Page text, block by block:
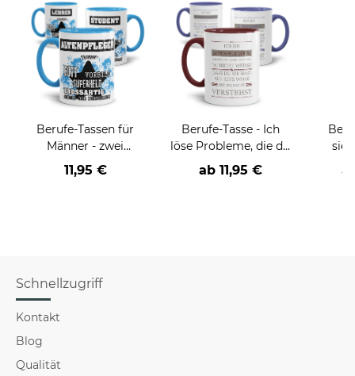
Berufe-Tassen für
Männer - zwei
Farbvarianten
11,95 €
Berufe-Tasse - Ich
löse Probleme, die du
nicht verstehst -
verschiedene Berufe
ab 11,95 €
Schnellzugriff
Kontakt
Blog
Qualität